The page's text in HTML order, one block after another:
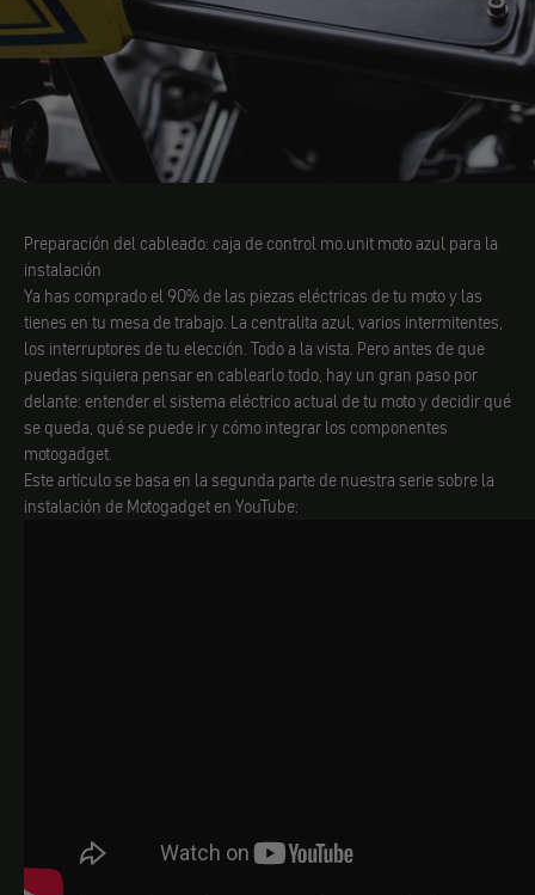
Preparación del cableado: caja de control mo.unit moto azul para la
instalación
Ya has comprado el 90% de las piezas eléctricas de tu moto y las
tienes en tu mesa de trabajo. La centralita azul, varios intermitentes,
los interruptores de tu elección. Todo a la vista. Pero antes de que
puedas siquiera pensar en cablearlo todo, hay un gran paso por
delante: entender el sistema eléctrico actual de tu moto y decidir qué
se queda, qué se puede ir y cómo integrar los componentes
motogadget.
Este artículo se basa en la segunda parte de nuestra serie sobre la
instalación de Motogadget en YouTube: